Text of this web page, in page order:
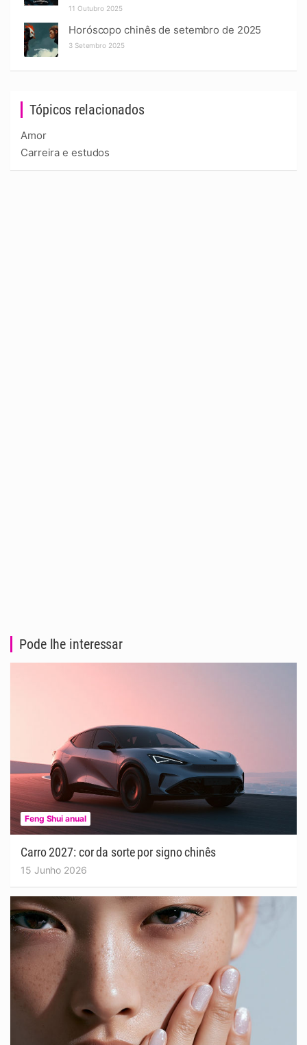
Tópicos relacionados
Amor
Carreira e estudos
11 Outubro 2025
Horóscopo chinês de setembro de 2025
3 Setembro 2025
Pode lhe interessar
Feng Shui anual
Carro 2027: cor da sorte por signo chinês
15 Junho 2026